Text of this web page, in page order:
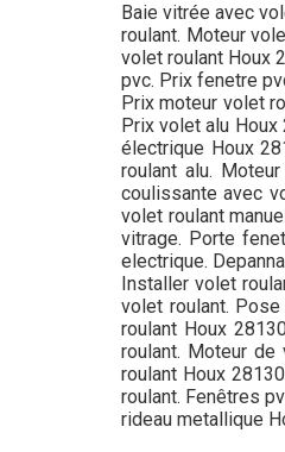
Baie vitrée avec
roulant. Moteur
volet roulant Houx
pvc. Prix fenetre
Prix moteur volet
Prix volet alu
électrique Houx
roulant alu.
coulissante avec
volet roulant
vitrage. Porte
electrique.
Installer volet
volet roulant.
roulant Houx
roulant. Moteur
roulant Houx
roulant. Fenêtres
rideau metallique